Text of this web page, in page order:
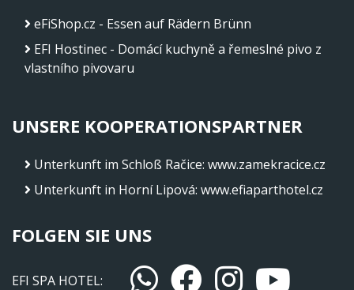
eFiShop.cz - Essen auf Rädern Brünn
EFI Hostinec - Domácí kuchyně a řemeslné pivo z
vlastního pivovaru
UNSERE KOOPERATIONSPARTNER
Unterkunft im Schloß Račice: www.zamekracice.cz
Unterkunft in Horní Lipová: www.efiaparthotel.cz
FOLGEN SIE UNS
EFI SPA HOTEL: